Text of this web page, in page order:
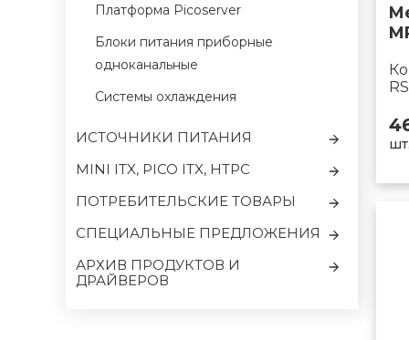
Платформа Picoserver
Блоки питания приборные
одноканальные
Системы охлаждения
ИСТОЧНИКИ ПИТАНИЯ
MINI ITX, PICO ITX, HTPC
ПОТРЕБИТЕЛЬСКИЕ ТОВАРЫ
CПЕЦИАЛЬНЫЕ ПРЕДЛОЖЕНИЯ
АРХИВ ПРОДУКТОВ И
ДРАЙВЕРОВ
шт.